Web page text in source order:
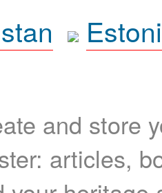
and store
articles,